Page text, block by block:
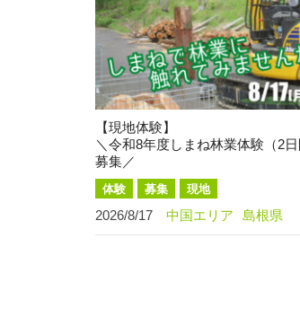
【現地体験】
＼令和8年度しまね林業体験（2
募集／
体験 募集 現地
2026/8/17 中国エリア 島根県